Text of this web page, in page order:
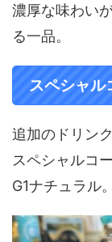
濃厚な味わい
る一品。
スペシャル
追加のドリン
スペシャルコ
G1ナチュラル。